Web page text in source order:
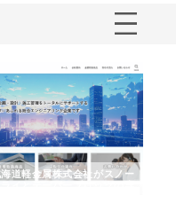
式会社がスノー
ーブロックの専
株式会社耕文